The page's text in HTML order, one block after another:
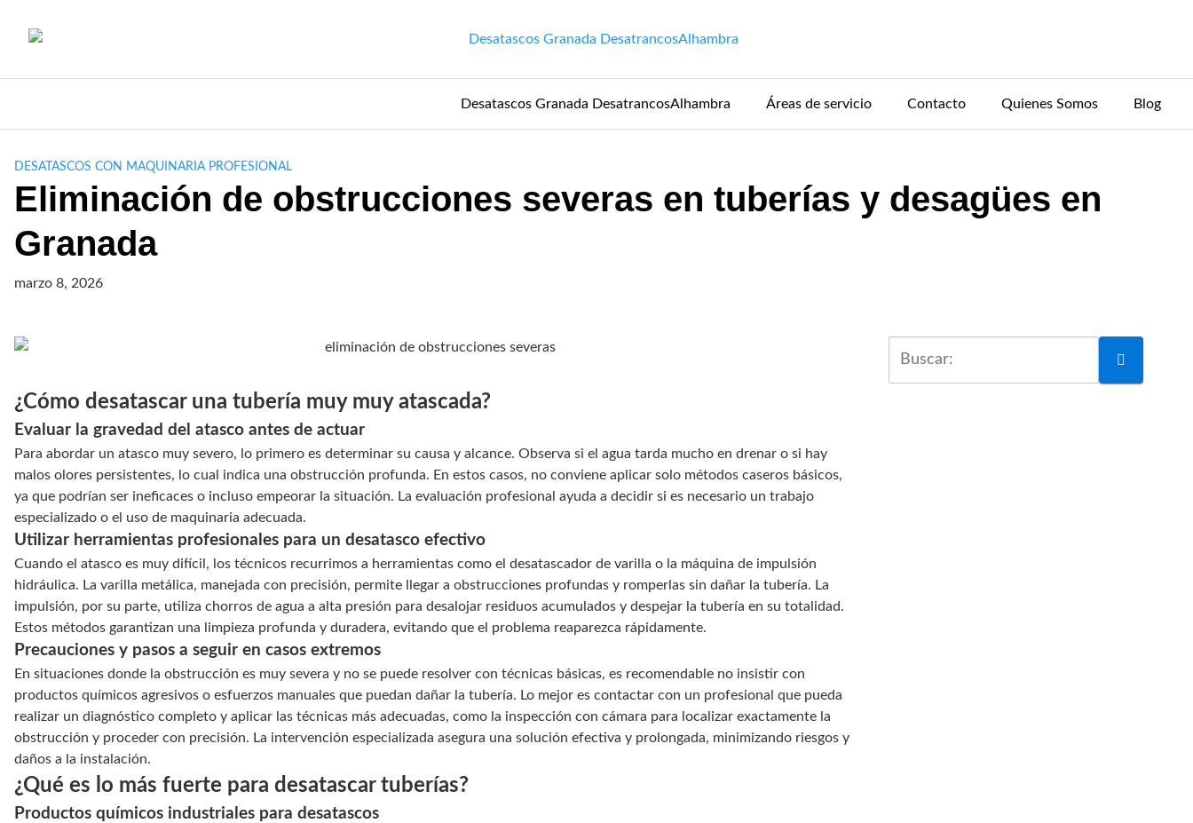
Desatascos Granada DesatrancosAlhambra Áreas de servicio Contacto Quienes Somos Blog
DESATASCOS CON MAQUINARIA PROFESIONAL
Eliminación de obstrucciones severas en tuberías y desagües en
Granada
marzo 8, 2026
¿Cómo desatascar una tubería muy muy atascada?
Evaluar la gravedad del atasco antes de actuar
Para abordar un atasco muy severo, lo primero es determinar su causa y alcance. Observa si el agua tarda mucho en drenar o si hay
malos olores persistentes, lo cual indica una obstrucción profunda. En estos casos, no conviene aplicar solo métodos caseros básicos,
ya que podrían ser ineficaces o incluso empeorar la situación. La evaluación profesional ayuda a decidir si es necesario un trabajo
especializado o el uso de maquinaria adecuada.
Utilizar herramientas profesionales para un desatasco efectivo
Cuando el atasco es muy difícil, los técnicos recurrimos a herramientas como el desatascador de varilla o la máquina de impulsión
hidráulica. La varilla metálica, manejada con precisión, permite llegar a obstrucciones profundas y romperlas sin dañar la tubería. La
impulsión, por su parte, utiliza chorros de agua a alta presión para desalojar residuos acumulados y despejar la tubería en su totalidad.
Estos métodos garantizan una limpieza profunda y duradera, evitando que el problema reaparezca rápidamente.
Precauciones y pasos a seguir en casos extremos
En situaciones donde la obstrucción es muy severa y no se puede resolver con técnicas básicas, es recomendable no insistir con
productos químicos agresivos o esfuerzos manuales que puedan dañar la tubería. Lo mejor es contactar con un profesional que pueda
realizar un diagnóstico completo y aplicar las técnicas más adecuadas, como la inspección con cámara para localizar exactamente la
obstrucción y proceder con precisión. La intervención especializada asegura una solución efectiva y prolongada, minimizando riesgos y
daños a la instalación.
¿Qué es lo más fuerte para desatascar tuberías?
Productos químicos industriales para desatascos